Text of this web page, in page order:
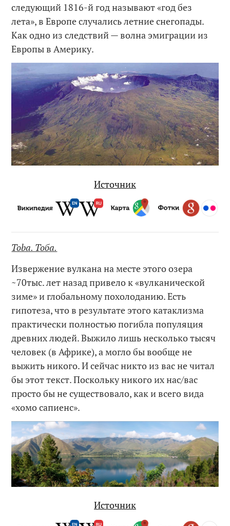
следующий 1816-й год называют «год без
лета», в Европе случались летние снегопады.
Как одно из следствий — волна эмиграции из
Европы в Америку.
Источник
Toba. Тоба.
Извержение вулкана на месте этого озера
~70тыс. лет назад привело к «вулканической
зиме» и глобальному похолоданию. Есть
гипотеза, что в результате этого катаклизма
практически полностью погибла популяция
древних людей. Выжило лишь несколько тысяч
человек (в Африке), а могло бы вообще не
выжить никого. И сейчас никто из вас не читал
бы этот текст. Поскольку никого их нас/вас
просто бы не существовало, как и всего вида
«хомо сапиенс».
Источник